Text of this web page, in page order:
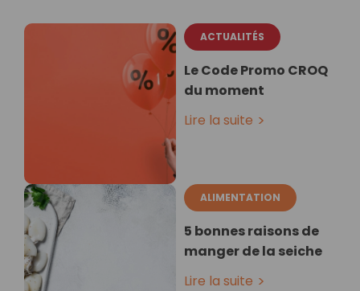
ACTUALITÉS
Le Code Promo CROQ
du moment
Lire la suite
ALIMENTATION
5 bonnes raisons de
manger de la seiche
Lire la suite